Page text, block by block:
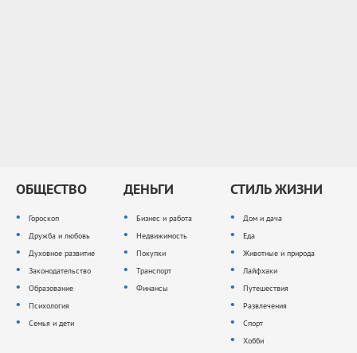
ОБЩЕСТВО
Гороскоп
Дружба и любовь
Духовное развитие
Законодательство
Образование
Психология
Семья и дети
ДЕНЬГИ
Бизнес и работа
Недвижимость
Покупки
Транспорт
Финансы
СТИЛЬ ЖИЗНИ
Дом и дача
Еда
Животные и природа
Лайфхаки
Путешествия
Развлечения
Спорт
Хобби